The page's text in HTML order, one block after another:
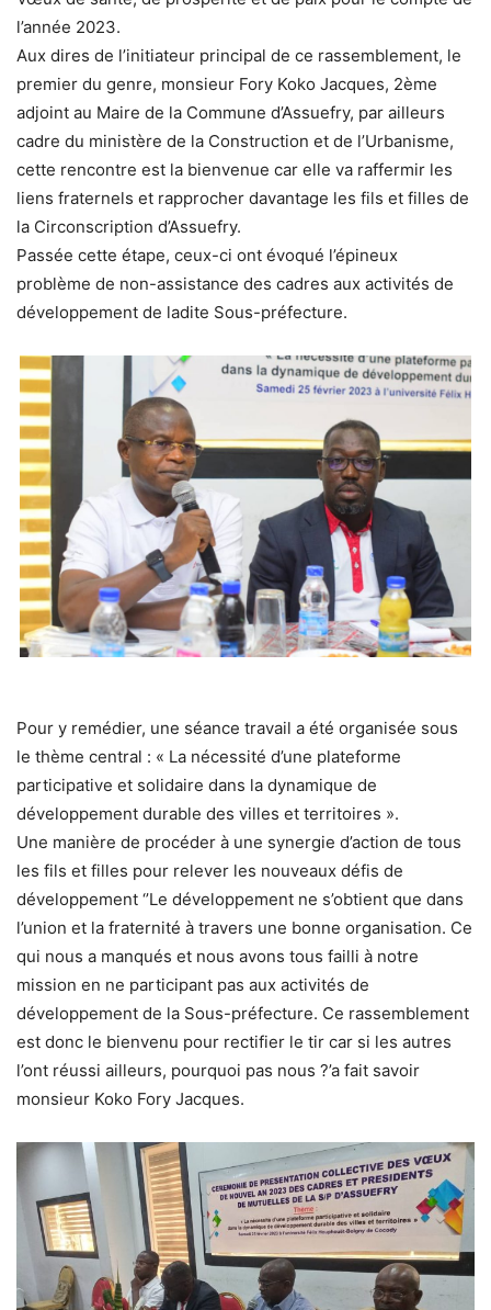
l’année 2023.
Aux dires de l’initiateur principal de ce rassemblement, le
premier du genre, monsieur Fory Koko Jacques, 2ème
adjoint au Maire de la Commune d’Assuefry, par ailleurs
cadre du ministère de la Construction et de l’Urbanisme,
cette rencontre est la bienvenue car elle va raffermir les
liens fraternels et rapprocher davantage les fils et filles de
la Circonscription d’Assuefry.
Passée cette étape, ceux-ci ont évoqué l’épineux
problème de non-assistance des cadres aux activités de
développement de ladite Sous-préfecture.
Pour y remédier, une séance travail a été organisée sous
le thème central : « La nécessité d’une plateforme
participative et solidaire dans la dynamique de
développement durable des villes et territoires ».
Une manière de procéder à une synergie d’action de tous
les fils et filles pour relever les nouveaux défis de
développement ‘’Le développement ne s’obtient que dans
l’union et la fraternité à travers une bonne organisation. Ce
qui nous a manqués et nous avons tous failli à notre
mission en ne participant pas aux activités de
développement de la Sous-préfecture. Ce rassemblement
est donc le bienvenu pour rectifier le tir car si les autres
l’ont réussi ailleurs, pourquoi pas nous ?’a fait savoir
monsieur Koko Fory Jacques.